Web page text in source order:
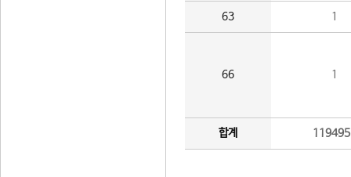
63 1
66 1
합계